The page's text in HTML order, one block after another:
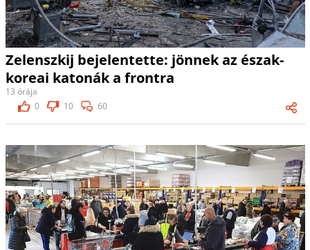
Zelenszkij bejelentette: jönnek az észak-
koreai katonák a frontra
13 órája
0
10 60